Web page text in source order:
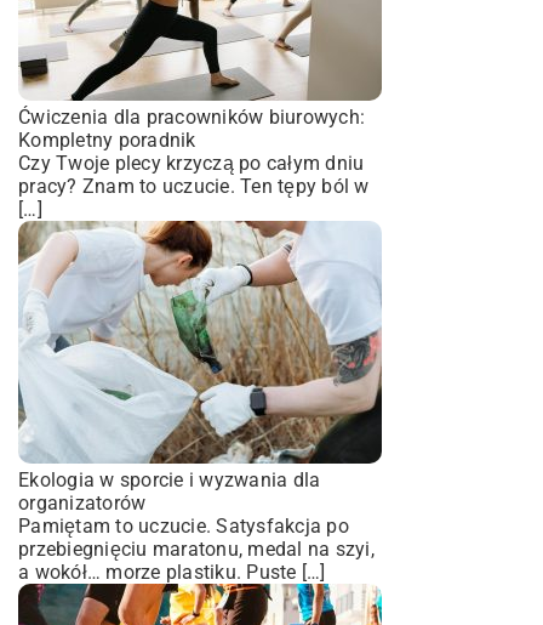
Ćwiczenia dla pracowników biurowych:
Kompletny poradnik
Czy Twoje plecy krzyczą po całym dniu
pracy? Znam to uczucie. Ten tępy ból w
[…]
Ekologia w sporcie i wyzwania dla
organizatorów
Pamiętam to uczucie. Satysfakcja po
przebiegnięciu maratonu, medal na szyi,
a wokół… morze plastiku. Puste […]